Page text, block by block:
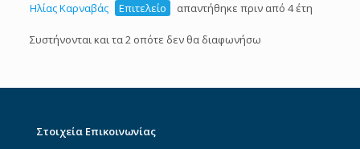
Ηλίας Καρναβάς Επιτελείο απαντήθηκε πριν από 4 έτη
Συστήνονται και τα 2 οπότε δεν θα διαφωνήσω
Στοιχεία Επικοινωνίας